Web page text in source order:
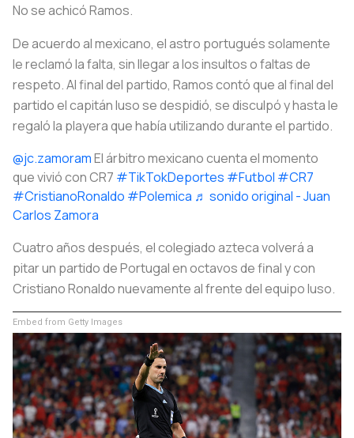
No se achicó Ramos.
De acuerdo al mexicano, el astro portugués solamente
le reclamó la falta, sin llegar a los insultos o faltas de
respeto. Al final del partido, Ramos contó que al final del
partido el capitán luso se despidió, se disculpó y hasta le
regaló la playera que había utilizando durante el partido.
@jc.zamoramEl árbitro mexicano cuenta el momento
que vivió con CR7 #TikTokDeportes #Futbol #CR7
#CristianoRonaldo #Polemica ♬ sonido original - Juan
Carlos Zamora
Cuatro años después, el colegiado azteca volverá a
pitar un partido de Portugal en octavos de final y con
Cristiano Ronaldo nuevamente al frente del equipo luso.
Embed from Getty Images